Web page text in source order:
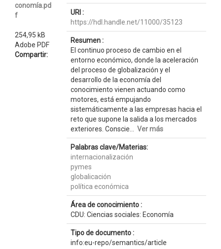
conomía.pd
f
254,95 kB
Adobe PDF
Compartir:
URI :
https://hdl.handle.net/11000/35123
Resumen :
El continuo proceso de cambio en el
entorno económico, donde la aceleración
del proceso de globalización y el
desarrollo de la economía del
conocimiento vienen actuando como
motores, está empujando
sistemáticamente a las empresas hacia el
reto que supone la salida a los mercados
exteriores. Conscie... Ver más
Palabras clave/Materias:
internacionalización
pymes
globalicación
política económica
Área de conocimiento :
CDU: Ciencias sociales: Economía
Tipo de documento :
info:eu-repo/semantics/article